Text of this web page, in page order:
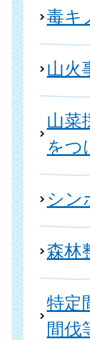
毒キ
山火
山菜
をつ
シン
森林
特定
間伐